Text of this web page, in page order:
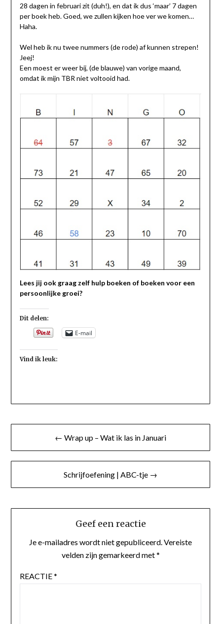
28 dagen in februari zit (duh!), en dat ik dus ‘maar’ 7 dagen
per boek heb. Goed, we zullen kijken hoe ver we komen…
Haha.
Wel heb ik nu twee nummers (de rode) af kunnen strepen!
Jeej!
Een moest er weer bij, (de blauwe) van vorige maand,
omdat ik mijn TBR niet voltooid had.
Lees jij ook graag zelf hulp boeken of boeken voor een
persoonlijke groei?
Dit delen:
E-mail
Vind ik leuk:
Bericht
navigatie
← Wrap up – Wat ik las in Januari
Schrijfoefening | ABC-tje →
Geef een reactie
Je e-mailadres wordt niet gepubliceerd.Vereiste
velden zijn gemarkeerd met*
REACTIE*